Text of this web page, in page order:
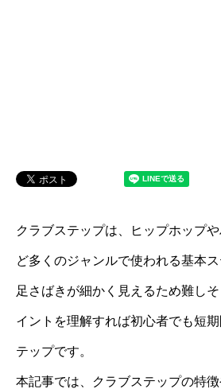
クラブステップは、ヒップホップ
ど多くのジャンルで使われる基本ス
足さばきが細かく見えるため難し
イントを理解すれば初心者でも短
テップです。
本記事では、クラブステップの特